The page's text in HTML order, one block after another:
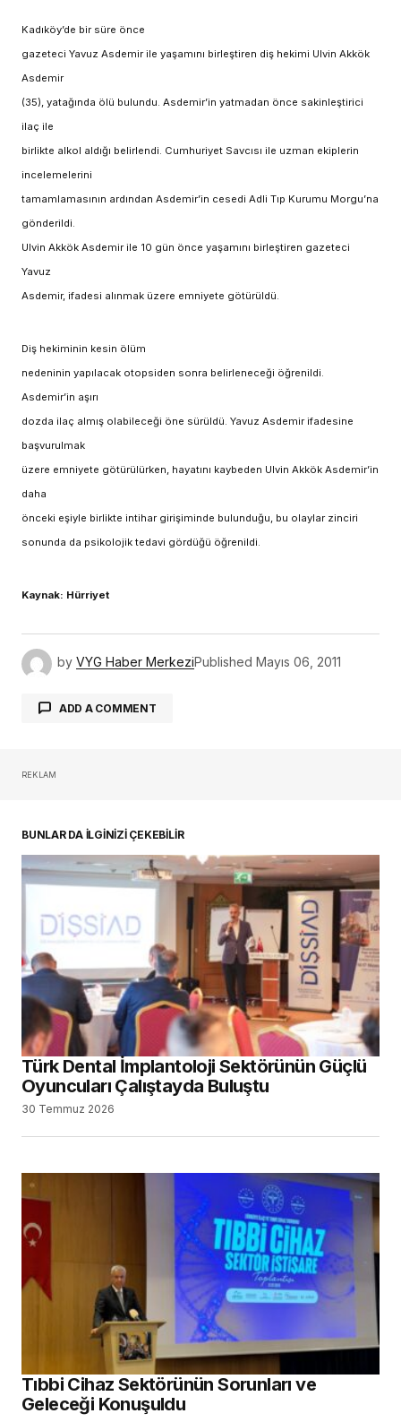
Kadıköy’de bir süre önce
gazeteci Yavuz Asdemir ile yaşamını birleştiren diş hekimi Ulvin Akkök
Asdemir
(35), yatağında ölü bulundu. Asdemir’in yatmadan önce sakinleştirici
ilaç ile
birlikte alkol aldığı belirlendi. Cumhuriyet Savcısı ile uzman ekiplerin
incelemelerini
tamamlamasının ardından Asdemir’in cesedi Adli Tıp Kurumu Morgu’na
gönderildi.
Ulvin Akkök Asdemir ile 10 gün önce yaşamını birleştiren gazeteci
Yavuz
Asdemir, ifadesi alınmak üzere emniyete götürüldü.
Diş hekiminin kesin ölüm
nedeninin yapılacak otopsiden sonra belirleneceği öğrenildi.
Asdemir’in aşırı
dozda ilaç almış olabileceği öne sürüldü. Yavuz Asdemir ifadesine
başvurulmak
üzere emniyete götürülürken, hayatını kaybeden Ulvin Akkök Asdemir’in
daha
önceki eşiyle birlikte intihar girişiminde bulunduğu, bu olaylar zinciri
sonunda da psikolojik tedavi gördüğü öğrenildi.
Kaynak: Hürriyet
by VYG Haber MerkeziPublished Mayıs 06, 2011
ADD A COMMENT
REKLAM
BUNLAR DA İLGİNİZİ ÇEKEBİLİR
Türk Dental İmplantoloji Sektörünün Güçlü
Oyuncuları Çalıştayda Buluştu
30 Temmuz 2026
Tıbbi Cihaz Sektörünün Sorunları ve
Geleceği Konuşuldu